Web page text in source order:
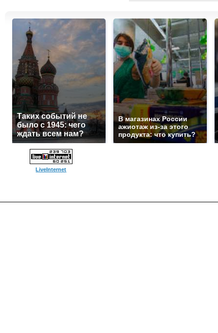
Таких событий не
было с 1945: чего
ждать всем нам?
В магазинах России
ажиотаж из-за этого
продукта: что купить?
LiveInternet